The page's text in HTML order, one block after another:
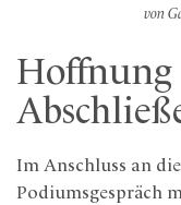
von
Hoffnung
Im Anschluss an
Podiumsgespräch